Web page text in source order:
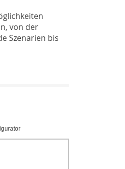
von der
Szenarien bis